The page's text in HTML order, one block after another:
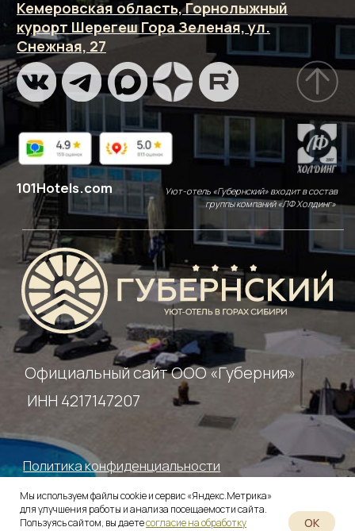
Мы используем файлы cookie и сервис «Яндекс.Метрика»
для улучшения работы и анализа посещаемости сайта.
Пользуясь сайтом, вы даетесогласие на обработку
OK